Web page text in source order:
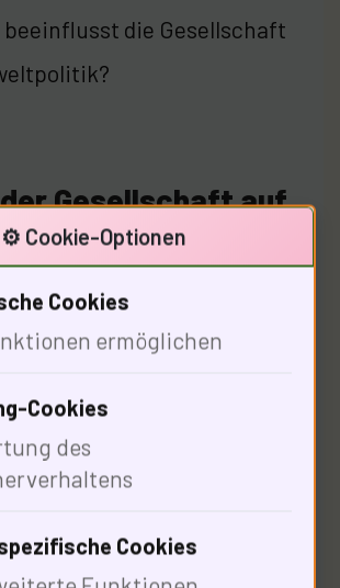
die Gesellschaft
Gesellschaft auf
entscheidend. 67% der
⚙️ Cookie-Optionen
Cookies
ermöglichen
Cookies
des
Cookies